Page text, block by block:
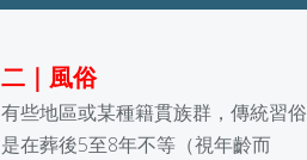
二 ｜ 風俗
有些地區或某種籍貫族群，傳統習俗
是在葬後5至8年不等（視年齡而